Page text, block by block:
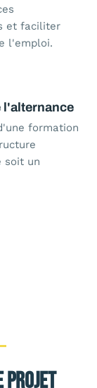
et faciliter
l'emploi.
l'alternance
formation
soit un
projet